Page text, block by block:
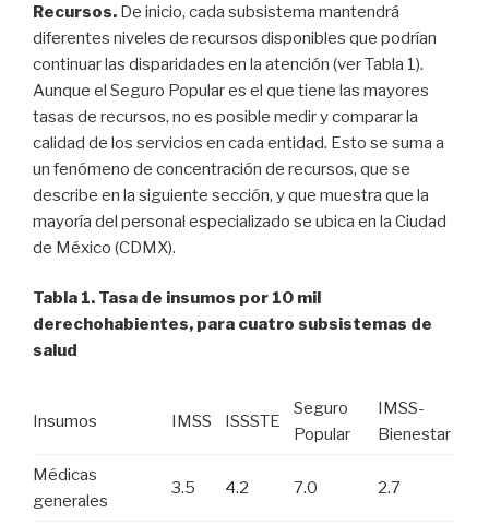
Recursos. De inicio, cada subsistema mantendrá
diferentes niveles de recursos disponibles que podrían
continuar las disparidades en la atención (ver Tabla 1).
Aunque el Seguro Popular es el que tiene las mayores
tasas de recursos, no es posible medir y comparar la
calidad de los servicios en cada entidad. Esto se suma a
un fenómeno de concentración de recursos, que se
describe en la siguiente sección, y que muestra que la
mayoría del personal especializado se ubica en la Ciudad
de México (CDMX).
Tabla 1. Tasa de insumos por 10 mil
derechohabientes, para cuatro subsistemas de
salud
Insumos IMSS ISSSTE
Seguro
Popular
IMSS-
Bienestar
Médicas
generales
3.5 4.2 7.0 2.7